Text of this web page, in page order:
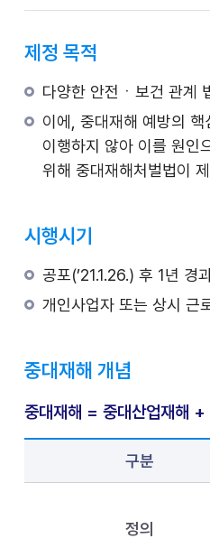
제정 목적
다양한 안전ㆍ보건 관계
이에, 중대재해 예방의
이행하지 않아 이를 원인
위해 중대재해처벌법이
시행시기
공포(’21.1.26.) 후 1년 경
개인사업자 또는 상시 근
중대재해 개념
중대재해 = 중대산업재해 +
구분
정의